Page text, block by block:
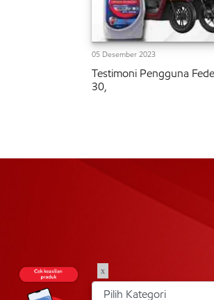
05 Desember 2023
Testimoni Pengguna
30,
x